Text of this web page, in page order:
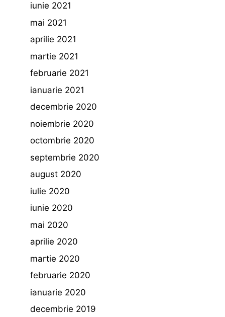
iunie 2021
mai 2021
aprilie 2021
martie 2021
februarie 2021
ianuarie 2021
decembrie 2020
noiembrie 2020
octombrie 2020
septembrie 2020
august 2020
iulie 2020
iunie 2020
mai 2020
aprilie 2020
martie 2020
februarie 2020
ianuarie 2020
decembrie 2019